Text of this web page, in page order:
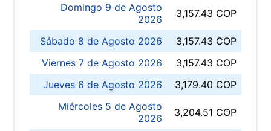
Domingo 9 de Agosto
2026
3,157.43 COP
Sábado 8 de Agosto 2026
3,157.43 COP
Viernes 7 de Agosto 2026
3,157.43 COP
Jueves 6 de Agosto 2026
3,179.40 COP
Miércoles 5 de Agosto
2026
3,204.51 COP